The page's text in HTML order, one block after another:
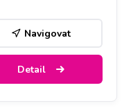
Navigovat
Detail